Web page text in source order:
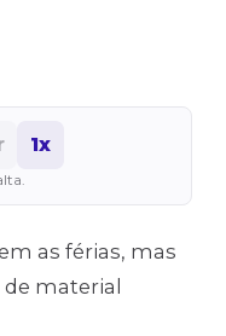
1x
as férias, mas
material